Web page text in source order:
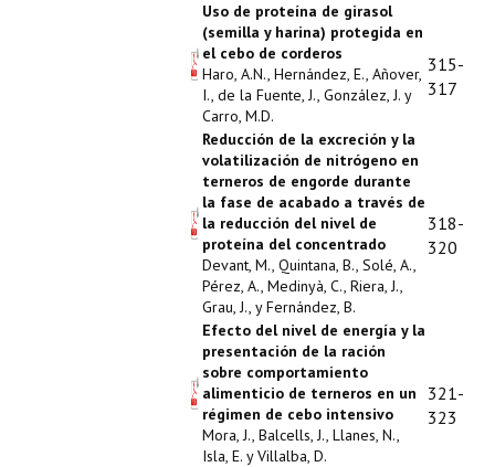
Uso de proteína de girasol
(semilla y harina) protegida en
el cebo de corderos
Haro, A.N., Hernández, E., Añover,
I., de la Fuente, J., González, J. y
Carro, M.D.
315-
317
Reducción de la excreción y la
volatilización de nitrógeno en
terneros de engorde durante
la fase de acabado a través de
la reducción del nivel de
proteína del concentrado
Devant, M., Quintana, B., Solé, A.,
Pérez, A., Medinyà, C., Riera, J.,
Grau, J., y Fernández, B.
318-
320
Efecto del nivel de energía y la
presentación de la ración
sobre comportamiento
alimenticio de terneros en un
régimen de cebo intensivo
Mora, J., Balcells, J., Llanes, N.,
Isla, E. y Villalba, D.
321-
323